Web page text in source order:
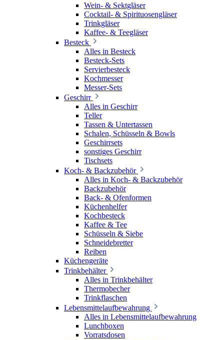
Wein- & Sektgläser
Cocktail- & Spirituosengläser
Trinkgläser
Kaffee- & Teegläser
Besteck
Alles in Besteck
Besteck-Sets
Servierbesteck
Kochmesser
Messer-Sets
Geschirr
Alles in Geschirr
Teller
Tassen & Untertassen
Schalen, Schüsseln & Bowls
Geschirrsets
sonstiges Geschirr
Tischsets
Koch- & Backzubehör
Alles in Koch- & Backzubehör
Backzubehör
Back- & Ofenformen
Küchenhelfer
Kochbesteck
Kaffee & Tee
Schüsseln & Siebe
Schneidebretter
Reiben
Küchengeräte
Trinkbehälter
Alles in Trinkbehälter
Thermobecher
Trinkflaschen
Lebensmittelaufbewahrung
Alles in Lebensmittelaufbewahrung
Lunchboxen
Vorratsdosen